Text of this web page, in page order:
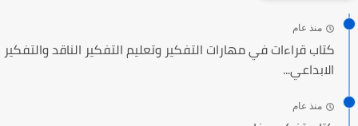
منذ عام
كتاب قراءات في مهارات التفكير وتعليم التفكير الناقد والتفكير
الابداعي...
منذ عام